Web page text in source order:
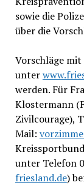
sowie die
über die
Vorschläge
unter
werden. Für
Klostermann
Zivilcourage),
Mail:
unter Telefon
friesland.de)